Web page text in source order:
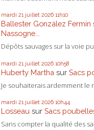
mardi 21 juillet 2026 11h10
Ballester González Fermín
Nassogne...
Dépôts sauvages sur la voie
mardi 21 juillet 2026 10h58
Huberty Martha sur Sacs
Je souhaiterais ardemment le
mardi 21 juillet 2026 10h44
Losseau sur Sacs
Sans compter la qualité des